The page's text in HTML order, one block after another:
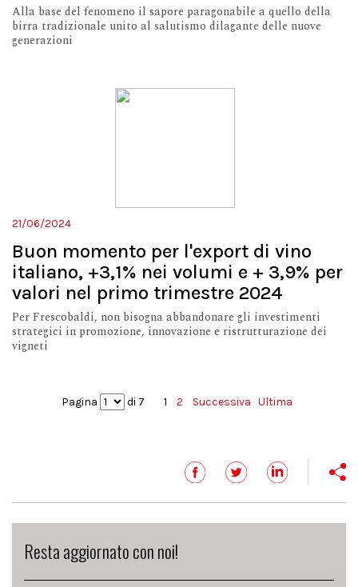
Alla base del fenomeno il sapore paragonabile a quello della
birra tradizionale unito al salutismo dilagante delle nuove
generazioni
21/06/2024
Buon momento per l'export di vino
italiano, +3,1% nei volumi e + 3,9% per
valori nel primo trimestre 2024
Per Frescobaldi, non bisogna abbandonare gli investimenti
strategici in promozione, innovazione e ristrutturazione dei
vigneti
Pagina di 7 1 2 Successiva Ultima
Resta aggiornato con noi!